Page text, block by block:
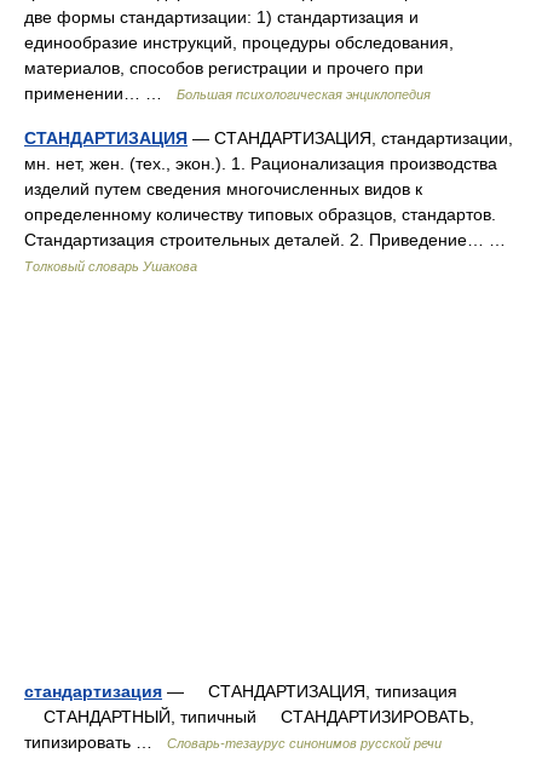
две формы стандартизации: 1) стандартизация и
единообразие инструкций, процедуры обследования,
материалов, способов регистрации и прочего при
применении… …
Большая психологическая энциклопедия
СТАНДАРТИЗАЦИЯ — СТАНДАРТИЗАЦИЯ, стандартизации,
мн. нет, жен. (тех., экон.). 1. Рационализация производства
изделий путем сведения многочисленных видов к
определенному количеству типовых образцов, стандартов.
Стандартизация строительных деталей. 2. Приведение… …
Толковый словарь Ушакова
стандартизация — СТАНДАРТИЗАЦИЯ, типизация
СТАНДАРТНЫЙ, типичный СТАНДАРТИЗИРОВАТЬ,
типизировать …
Словарь-тезаурус синонимов русской речи